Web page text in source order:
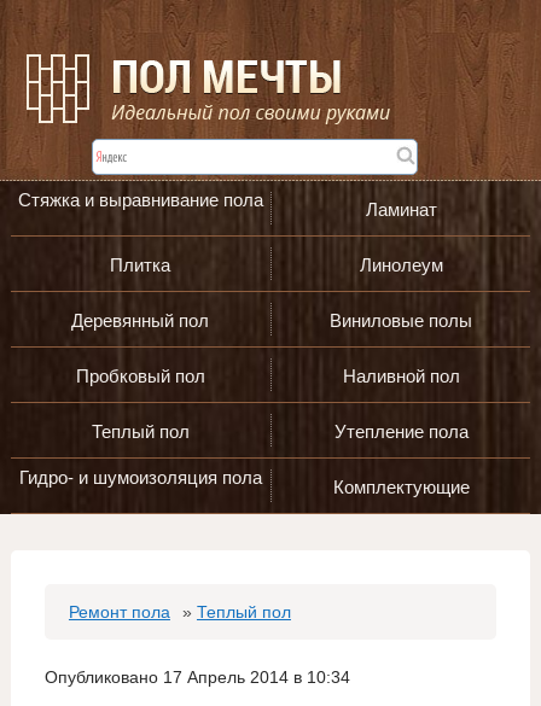
Стяжка и выравнивание пола Ламинат
Плитка Линолеум
Деревянный пол Виниловые полы
Пробковый пол Наливной пол
Теплый пол Утепление пола
Гидро- и шумоизоляция пола Комплектующие
Ремонт пола » Теплый пол
Опубликовано 17 Апрель 2014 в 10:34